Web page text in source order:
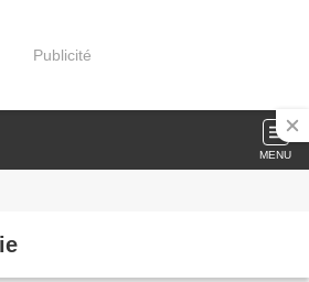
Publicité
MENU